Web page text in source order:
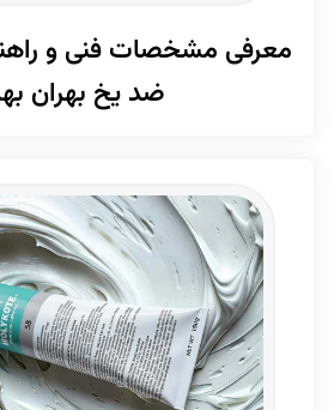
معرفی مشخصات فنی و
ضد یخ بهران